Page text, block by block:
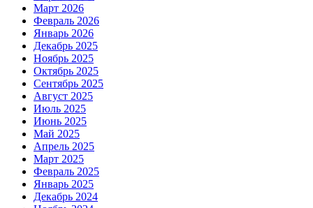
Март 2026
Февраль 2026
Январь 2026
Декабрь 2025
Ноябрь 2025
Октябрь 2025
Сентябрь 2025
Август 2025
Июль 2025
Июнь 2025
Май 2025
Апрель 2025
Март 2025
Февраль 2025
Январь 2025
Декабрь 2024